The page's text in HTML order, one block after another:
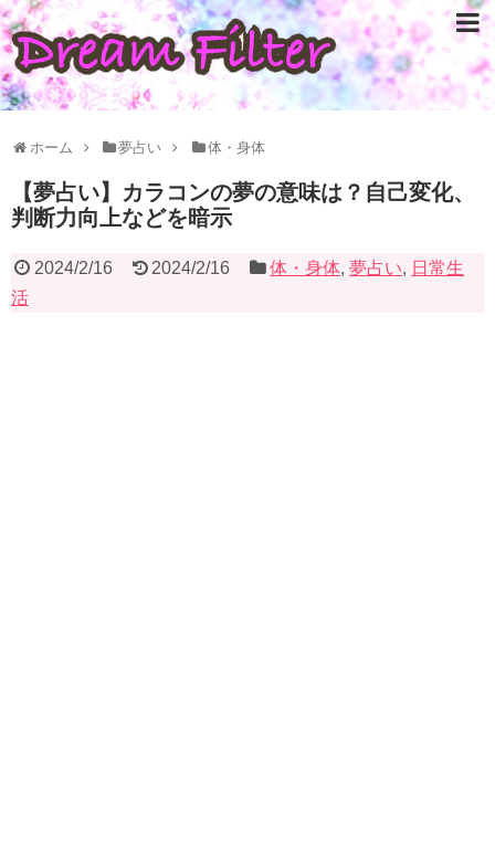
ホーム 夢占い 体・身体
【夢占い】カラコンの夢の意味は？自己変化、
判断力向上などを暗示
2024/2/16 2024/2/16 体・身体,夢占い, 日常生
活